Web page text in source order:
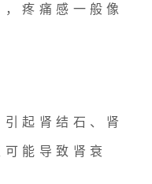
疼痛感一般像
起肾结石、肾
能导致肾衰